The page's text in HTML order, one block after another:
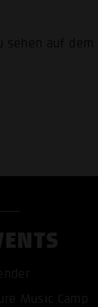
sehen auf dem
Music Camp